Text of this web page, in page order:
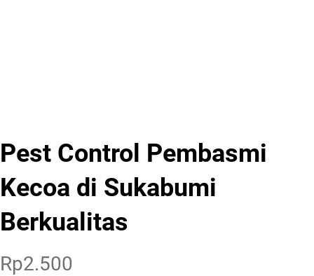
Pest Control Pembasmi
Kecoa di Sukabumi
Berkualitas
Rp2.500